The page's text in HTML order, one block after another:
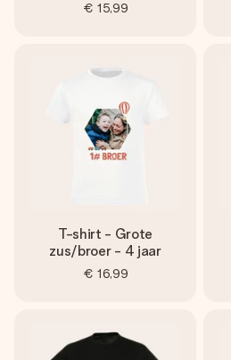
€ 15,99
T-shirt - Grote
zus/broer - 4 jaar
€ 16,99